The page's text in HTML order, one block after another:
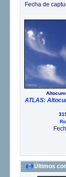
Fecha de
ATLAS:
Últimos